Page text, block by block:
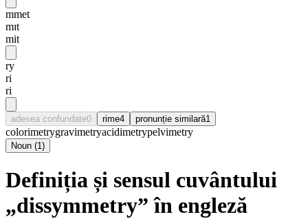
mmet
mɪt
mit
ry
ri
ri
adesea confundate0 rime4 pronunție similară1
colorimetrygravimetryacidimetrypelvimetry
Noun (1)
Definiția și sensul cuvântului
„dissymmetry” în engleză